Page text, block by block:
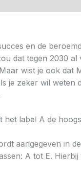
en de
dat tegen 2030
wist je ook dat
je zeker wil weten
label A de
aangegeven in
A tot E.